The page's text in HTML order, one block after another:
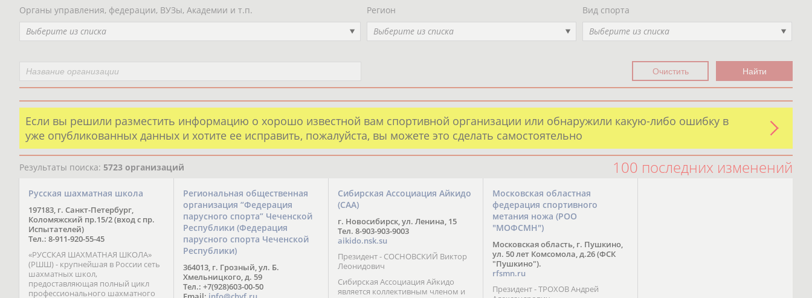
Органы управления, федерации, ВУЗы, Академии и т.п.
Выберите из списка
Регион
Выберите из списка
Вид спорта
Выберите из списка
Если вы решили разместить информацию о хорошо известной вам спортивной организации или обнаружили какую-либо ошибку в
уже опубликованных данных и хотите ее исправить, пожалуйста, вы можете это сделать самостоятельно
Результаты поиска: 5723 организаций 100 последних изменений
Русская шахматная школа
197183, г. Санкт-Петербург,
Коломяжский пр.15/2 (вход с пр.
Испытателей)
Тел.: 8-911-920-55-45
«РУССКАЯ ШАХМАТНАЯ ШКОЛА»
(РШШ) - крупнейшая в России сеть
шахматных школ,
предоставляющая полный цикл
профессионального шахматного
Региональная общественная
организация “Федерация
парусного спорта” Чеченской
Республики (Федерация
парусного спорта Чеченской
Республики)
364013, г. Грозный, ул. Б.
Хмельницкого, д. 59
Тел.: +7(928)603-00-50
Сибирская Ассоциация Айкидо
(САА)
г. Новосибирск, ул. Ленина, 15
Тел. 8-903-903-9003
aikido.nsk.su
Президент - СОСНОВСКИЙ Виктор
Леонидович
Сибирская Ассоциация Айкидо
является коллективным членом и
Московская областная
федерация спортивного
метания ножа (РОО
"МОФСМН")
Московская область, г. Пушкино,
ул. 50 лет Комсомола, д.26 (ФСК
"Пушкино").
rfsmn.ru
Президент - ТРОХОВ Андрей